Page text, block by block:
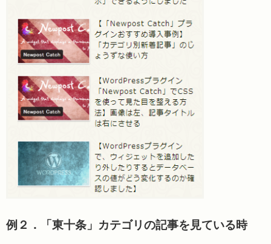
例２．「東十条」カテゴリの記事を見ている時